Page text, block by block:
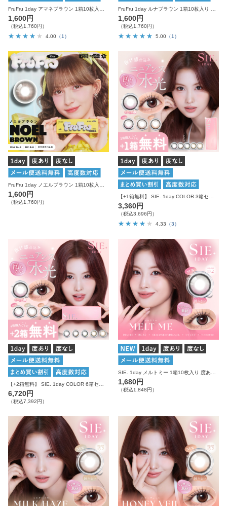
FruFru 1day アマネブラウン 1箱10枚入り 度あり 度なし フルフル カラコン ワンデー
1,600円
（税込1,760円）
4.00 （1）
FruFru 1day ルナブラウン 1箱10枚入り 度あり 度なし フルフル カラコン ワンデー
1,600円
（税込1,760円）
5.00 （1）
1,600円
（税込1,760円） 3,360円
（税込3,696円）
4.33
（3）
6,720円
（税込7,392円）
1,680円
（税込1,848円）